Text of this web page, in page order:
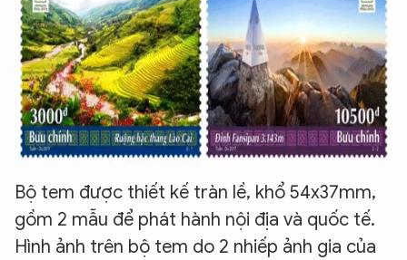
Bộ tem được thiết kế tràn lề, khổ 54x37mm,
gồm 2 mẫu để phát hành nội địa và quốc tế.
Hình ảnh trên bộ tem do 2 nhiếp ảnh gia của